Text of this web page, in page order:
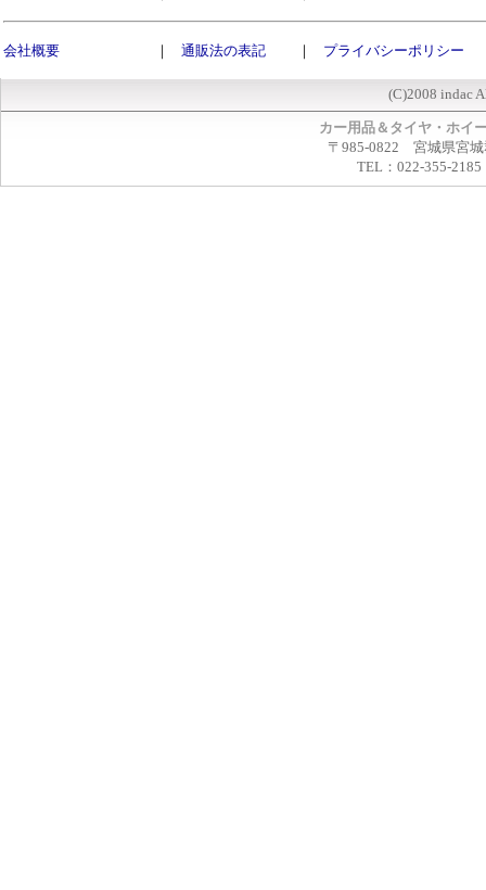
会社概要 ｜ 通販法の表記 ｜ プライバシーポリシー
(C)2008 indac
カー用品＆タイヤ・ホイ
〒985-0822 宮城県宮城
TEL：022-355-